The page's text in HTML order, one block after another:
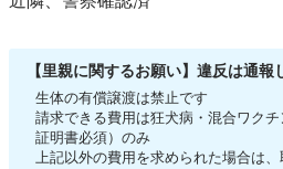
【里親に関するお願い】違反は通報
生体の有償譲渡は禁止です
請求できる費用は狂犬病・混合ワク
証明書必須）のみ
上記以外の費用を求められた場合は